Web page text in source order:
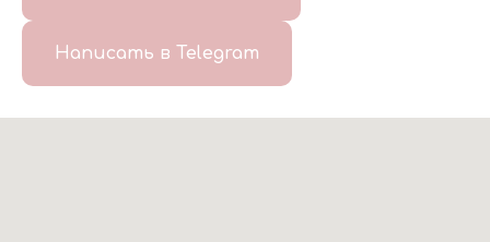
Написать в Telegram